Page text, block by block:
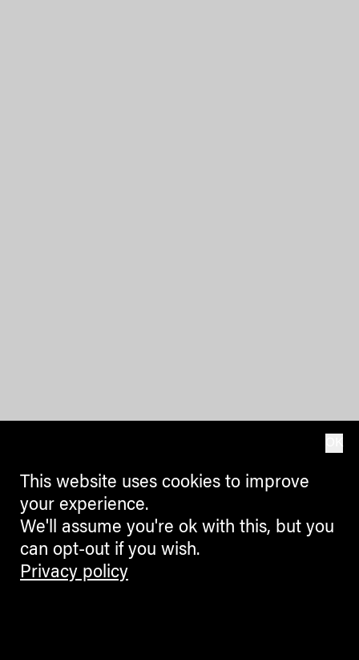
This website uses cookies to improve
your experience.
We'll assume you're ok with this, but you
can opt-out if you wish.
Privacy policy